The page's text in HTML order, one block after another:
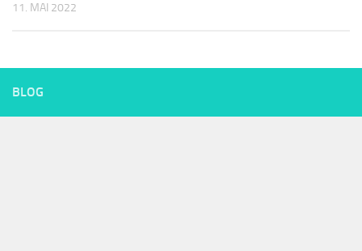
11. MAI 2022
BLOG